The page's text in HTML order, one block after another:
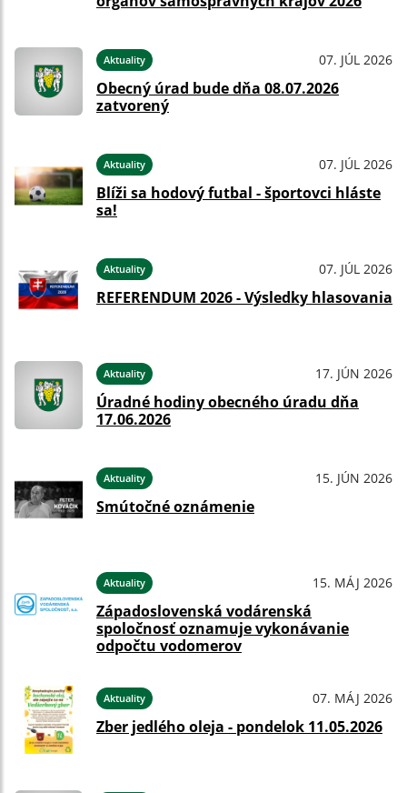
Aktuality 07. JÚL 2026
Obecný úrad bude dňa 08.07.2026
zatvorený
Aktuality 07. JÚL 2026
Blíži sa hodový futbal - športovci hláste
sa!
Aktuality 07. JÚL 2026
REFERENDUM 2026 - Výsledky hlasovania
Aktuality 17. JÚN 2026
Úradné hodiny obecného úradu dňa
17.06.2026
Aktuality 15. JÚN 2026
Smútočné oznámenie
Aktuality 15. MÁJ 2026
Západoslovenská vodárenská
spoločnosť oznamuje vykonávanie
odpočtu vodomerov
Aktuality 07. MÁJ 2026
Zber jedlého oleja - pondelok 11.05.2026